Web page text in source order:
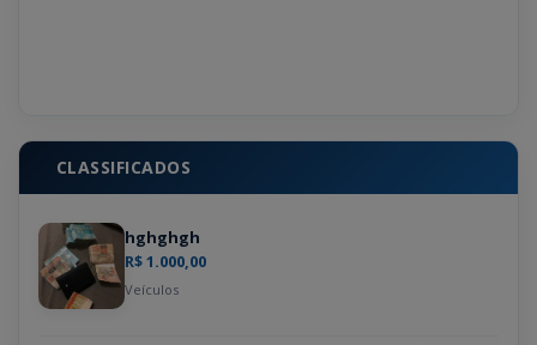
CLASSIFICADOS
hghghgh
R$ 1.000,00
Veículos